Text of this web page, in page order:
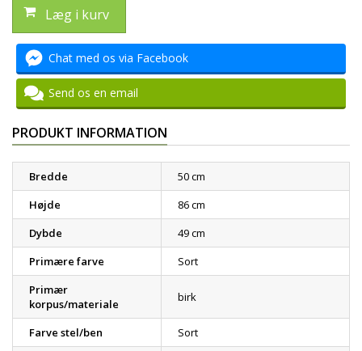
Læg i kurv
Chat med os via Facebook
Send os en email
PRODUKT INFORMATION
Bredde
50 cm
Højde
86 cm
Dybde
49 cm
Primære farve
Sort
Primær
korpus/materiale
birk
Farve stel/ben Sort